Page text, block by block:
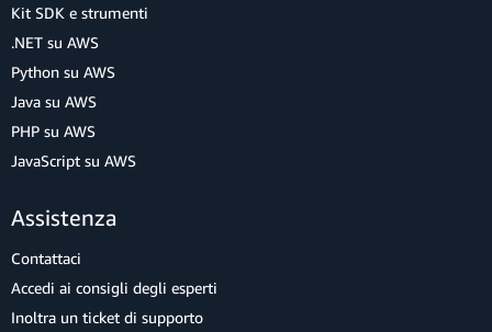
Kit SDK e strumenti
.NET su AWS
Python su AWS
Java su AWS
PHP su AWS
JavaScript su AWS
Assistenza
Contattaci
Accedi ai consigli degli esperti
Inoltra un ticket di supporto